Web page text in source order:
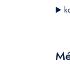
▶️